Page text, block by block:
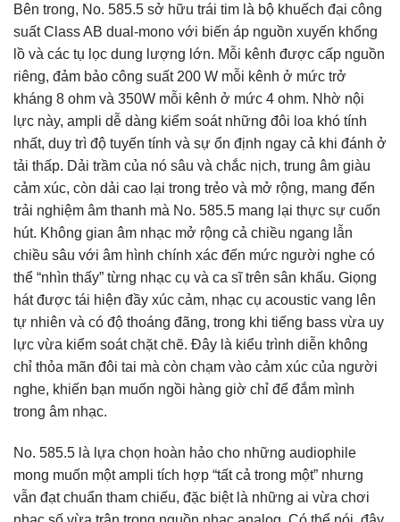
Bên trong, No. 585.5 sở hữu trái tim là bộ khuếch đại công
suất Class AB dual-mono với biến áp nguồn xuyến khổng
lồ và các tụ lọc dung lượng lớn. Mỗi kênh được cấp nguồn
riêng, đảm bảo công suất 200 W mỗi kênh ở mức trở
kháng 8 ohm và 350W mỗi kênh ở mức 4 ohm. Nhờ nội
lực này, ampli dễ dàng kiểm soát những đôi loa khó tính
nhất, duy trì độ tuyến tính và sự ổn định ngay cả khi đánh ở
tải thấp. Dải trầm của nó sâu và chắc nịch, trung âm giàu
cảm xúc, còn dải cao lại trong trẻo và mở rộng, mang đến
trải nghiệm âm thanh mà No. 585.5 mang lại thực sự cuốn
hút. Không gian âm nhạc mở rộng cả chiều ngang lẫn
chiều sâu với âm hình chính xác đến mức người nghe có
thể “nhìn thấy” từng nhạc cụ và ca sĩ trên sân khấu. Giọng
hát được tái hiện đầy xúc cảm, nhạc cụ acoustic vang lên
tự nhiên và có độ thoáng đãng, trong khi tiếng bass vừa uy
lực vừa kiểm soát chặt chẽ. Đây là kiểu trình diễn không
chỉ thỏa mãn đôi tai mà còn chạm vào cảm xúc của người
nghe, khiến bạn muốn ngồi hàng giờ chỉ để đắm mình
trong âm nhạc.
No. 585.5 là lựa chọn hoàn hảo cho những audiophile
mong muốn một ampli tích hợp “tất cả trong một” nhưng
vẫn đạt chuẩn tham chiếu, đặc biệt là những ai vừa chơi